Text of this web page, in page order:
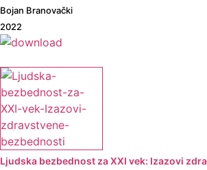
Bojan Branovački
2022
Ljudska bezbednost za XXI vek: Izazovi